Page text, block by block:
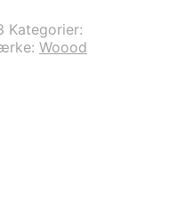
Kategorier:
Woood